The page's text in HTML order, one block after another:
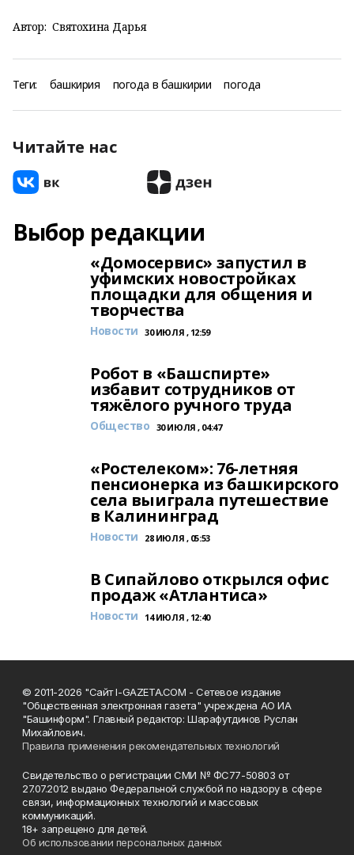
Автор: Святохина Дарья
Теги: башкирия погода в башкирии погода
Читайте нас
Выбор редакции
«Домосервис» запустил в
уфимских новостройках
площадки для общения и
творчества
Новости 30 ИЮЛЯ , 12:59
Робот в «Башспирте»
избавит сотрудников от
тяжёлого ручного труда
Общество 30 ИЮЛЯ , 04:47
«Ростелеком»: 76-летняя
пенсионерка из башкирского
села выиграла путешествие
в Калининград
Новости 28 ИЮЛЯ , 05:53
В Сипайлово открылся офис
продаж «Атлантиса»
Новости 14 ИЮЛЯ , 12:40
© 2011-2026 "Сайт I-GAZETA.COM - Сетевое издание
"Общественная электронная газета" учреждена АО ИА
"Башинформ". Главный редактор: Шарафутдинов Руслан
Михайлович.
Правила применения рекомендательных технологий
Свидетельство о регистрации СМИ № ФС77-50803 от
27.07.2012 выдано Федеральной службой по надзору в сфере
связи, информационных технологий и массовых
коммуникаций.
18+ запрещено для детей.
Об использовании персональных данных